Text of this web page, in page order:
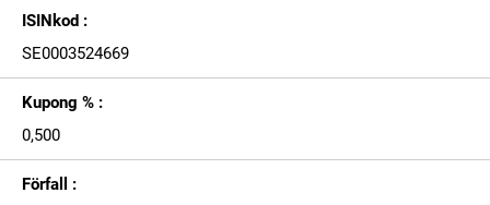
ISINkod :
SE0003524669
Kupong % :
0,500
Förfall :